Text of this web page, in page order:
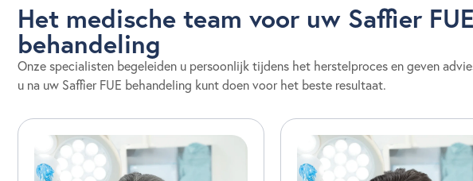
Het medische team voor uw Saffier FUE
behandeling
Onze specialisten begeleiden u persoonlijk tijdens het herstelproces en geven
u na uw Saffier FUE behandeling kunt doen voor het beste resultaat.